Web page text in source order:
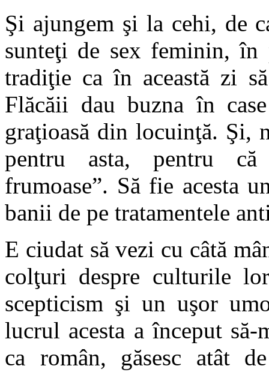
Şi ajungem şi la cehi, de
sunteţi de sex feminin, în
tradiţie ca în această zi
Flăcăii dau buzna în
graţioasă din locuinţă. Şi,
pentru asta, pentru că
frumoase”. Să fie acesta
banii de pe tratamentele
E ciudat să vezi cu câtă
colţuri despre culturile
scepticism şi un uşor
lucrul acesta a început
ca român, găsesc atât